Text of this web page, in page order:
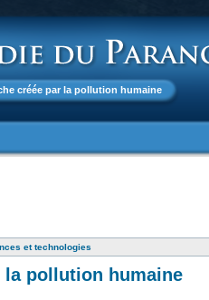
créée par la pollution humaine
et technologies
la pollution humaine